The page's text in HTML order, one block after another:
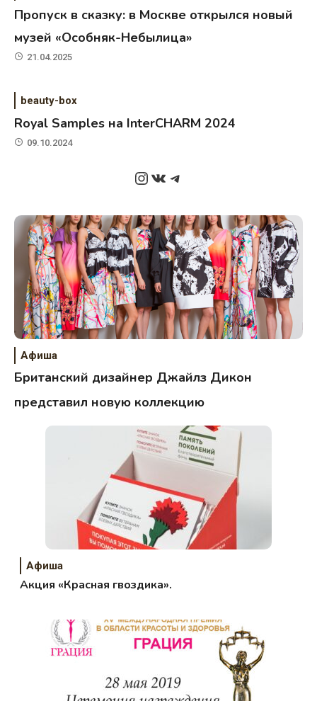
Пропуск в сказку: в Москве открылся новый
музей «Особняк-Небылица»
21.04.2025
beauty-box
Royal Samples на InterCHARM 2024
09.10.2024
Instagram
ВКонтакте
Telegram
Афиша
Британский дизайнер Джайлз Дикон
представил новую коллекцию
Афиша
Акция «Красная гвоздика».